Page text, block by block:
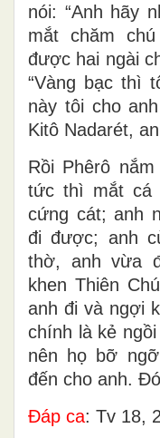
nói: “Anh hãy
mắt chăm
được hai ngài
“Vàng bạc thì
này tôi cho
Kitô Nadarét,
Rồi Phêrô
tức thì mắt cá
cứng cát; anh
đi được; anh
thờ, anh vừa
khen Thiên
anh đi và ngợi
chính là kẻ
nên họ bỡ
đến cho anh.
Đáp ca: Tv 18,